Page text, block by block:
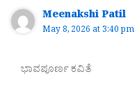
Meenakshi Patil
May 8, 2026 at 3:40 pm
ಭಾವಪೂರ್ಣ ಕವಿತೆ